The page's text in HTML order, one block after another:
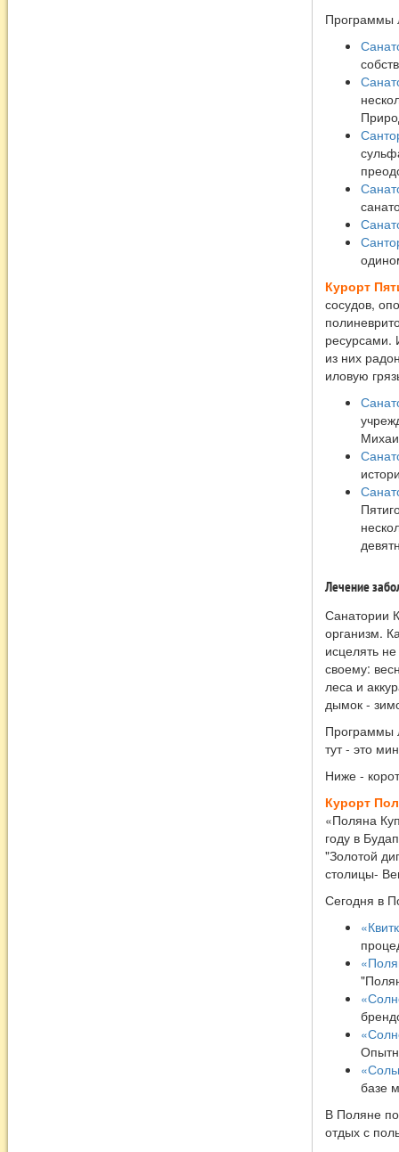
Программы
Курорт
сосудов,
ресурсами.
из них
иловую
Лечение
Санатории
организм.
исцелять
своему:
леса и
дымок -
Программы
тут - это
Ниже -
Курорт
«Поляна
году в
"Золотой
столицы-
Сегодня в
базе
В Поляне
отдых с